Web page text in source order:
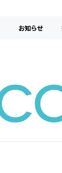
お知らせ